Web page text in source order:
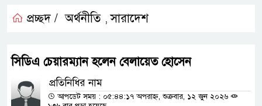
প্রচ্ছদ / অর্থনীতি ,সারাদেশ
সিডিএ চেয়ারম্যান হলেন বেলায়েত হোসেন
প্রতিনিধির নাম
আপডেট সময় : ০৫:৪৪:১৭ অপরাহ্ন, শুক্রবার, ১২ জুন ২০২৬